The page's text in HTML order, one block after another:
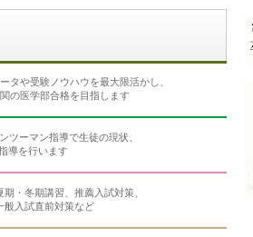
タや受験ノウハウを最大限活かし、
の医学部合格を目指します
ツーマン指導で生徒の現状、
導を行います
期・冬期講習、推薦入試対策、
般入試直前対策など